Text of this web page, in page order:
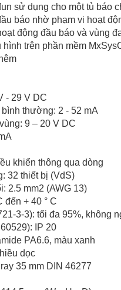
sử dụng cho một tủ báo
báo nhờ phạm vi hoạt
động đầu báo và vùng
trên phần mềm
- 29 V DC
thường: 2 - 52 mA
9 – 20 V DC
khiển thông qua dòng
32 thiết bị (VdS)
2.5 mm2 (AWG 13)
đến + 40 ° C
3-3): tối đa 95%, không
IP 20
PA6.6, màu xanh
dọc
35 mm DIN 46277